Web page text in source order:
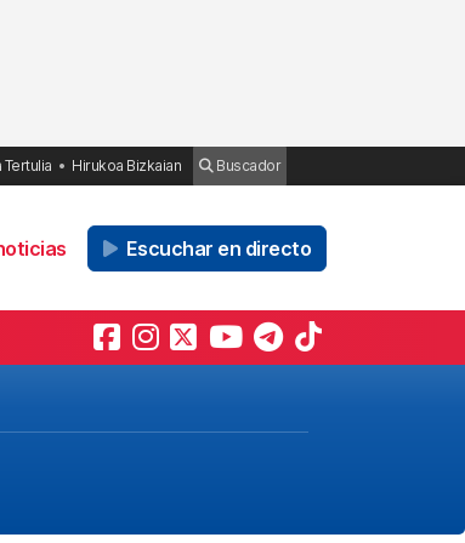
Tertulia Hirukoa Bizkaian Buscador
Escuchar en directo